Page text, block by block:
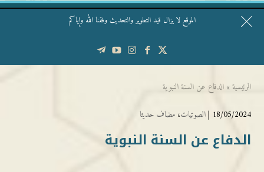
الموقع لا يزال قيد التطوير والتحديث وفقنا الله وإياكم
قال الشيخ ربيع وفقه الله: نحن ليس عندنا تقديس الأشخاص
الرئيسية » الدفاع عن السنة النبوية
18/05/2024 | الصوتيات، مضاف حديثا
الدفاع عن السنة النبوية